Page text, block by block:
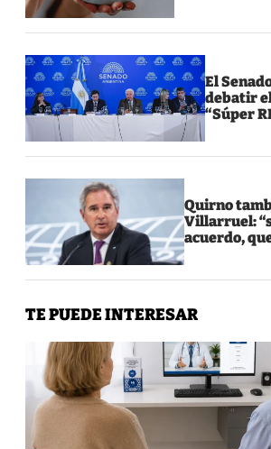
El
debatir
“Súper
Quirno
Villarruel:
acuerdo,
TE PUEDE INTERESAR